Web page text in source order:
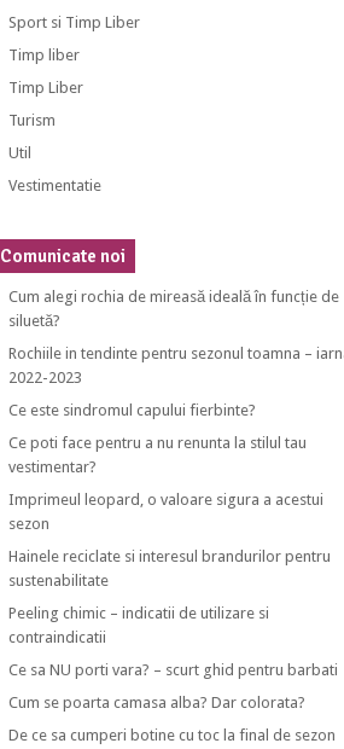
Sport si Timp Liber
Timp liber
Timp Liber
Turism
Util
Vestimentatie
Comunicate noi
Cum alegi rochia de mireasă ideală în funcție de
siluetă?
Rochiile in tendinte pentru sezonul toamna –
2022-2023
Ce este sindromul capului fierbinte?
Ce poti face pentru a nu renunta la stilul tau
vestimentar?
Imprimeul leopard, o valoare sigura a acestui
sezon
Hainele reciclate si interesul brandurilor pentru
sustenabilitate
Peeling chimic – indicatii de utilizare si
contraindicatii
Ce sa NU porti vara? – scurt ghid pentru barbati
Cum se poarta camasa alba? Dar colorata?
De ce sa cumperi botine cu toc la final de sezon